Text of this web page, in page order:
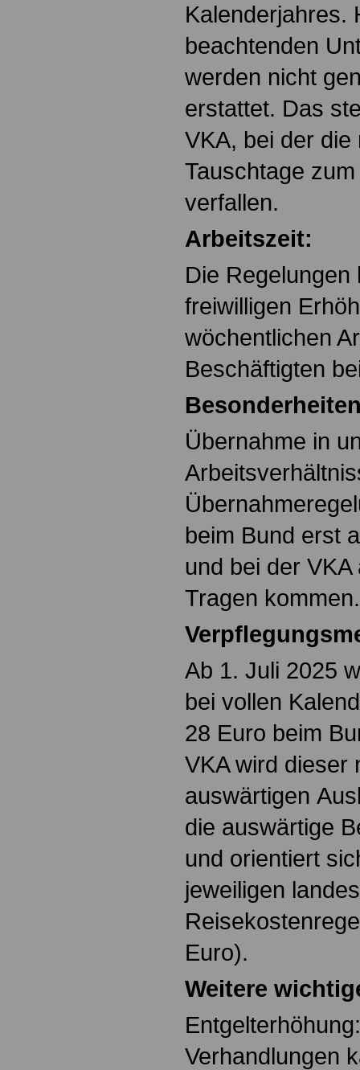
Kalenderjahres.
beachtenden
werden nicht
erstattet. Das
VKA, bei der
Tauschtage
verfallen.
Arbeitszeit:
Die
freiwilligen
wöchentlichen
Beschäftigten
Übernahme in
beim Bund erst
und bei der
Tragen kommen.
Ab 1. Juli 2025
bei vollen
28 Euro beim
VKA wird dieser
auswärtigen
die auswärtige
und orientiert
jeweiligen
Euro).
Weitere
Verhandlungen